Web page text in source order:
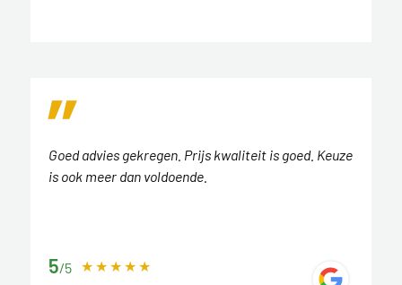
Goed advies gekregen. Prijs kwaliteit is goed. Keuze
is ook meer dan voldoende.
5/5